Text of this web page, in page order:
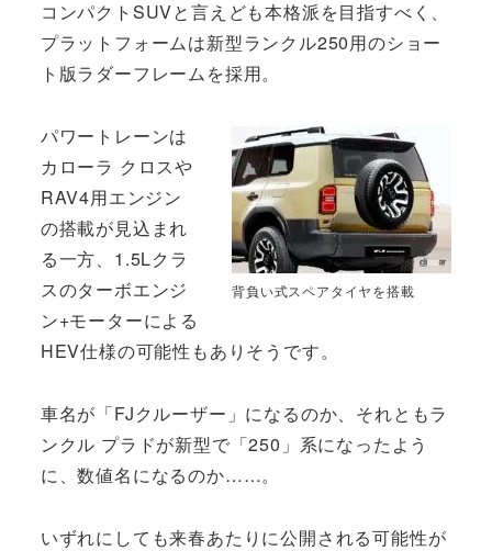
コンパクトSUVと言えども本格派を目指すべく、
プラットフォームは新型ランクル250用のショー
ト版ラダーフレームを採用。
背負い式スペアタイヤを搭載
パワートレーンは
カローラ クロスや
RAV4用エンジン
の搭載が見込まれ
る一方、1.5Lクラ
スのターボエンジ
ン+モーターによる
HEV仕様の可能性もありそうです。
車名が「FJクルーザー」になるのか、それともラ
ンクル プラドが新型で「250」系になったよう
に、数値名になるのか……。
いずれにしても来春あたりに公開される可能性が